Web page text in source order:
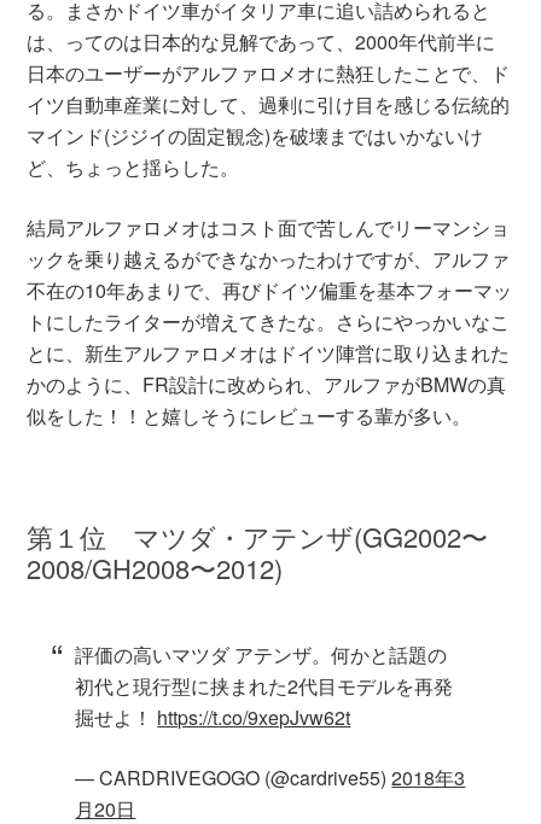
る。まさかドイツ車がイタリア車に追い詰められると
は、ってのは日本的な見解であって、2000年代前半に
日本のユーザーがアルファロメオに熱狂したことで、ド
イツ自動車産業に対して、過剰に引け目を感じる伝統的
マインド(ジジイの固定観念)を破壊まではいかないけ
ど、ちょっと揺らした。
結局アルファロメオはコスト面で苦しんでリーマンショ
ックを乗り越えるができなかったわけですが、アルファ
不在の10年あまりで、再びドイツ偏重を基本フォーマッ
トにしたライターが増えてきたな。さらにやっかいなこ
とに、新生アルファロメオはドイツ陣営に取り込まれた
かのように、FR設計に改められ、アルファがBMWの真
似をした！！と嬉しそうにレビューする輩が多い。
第１位 マツダ・アテンザ(GG2002〜
2008/GH2008〜2012)
評価の高いマツダ アテンザ。何かと話題の
初代と現行型に挟まれた2代目モデルを再発
掘せよ！ https://t.co/9xepJvw62t
— CARDRIVEGOGO (@cardrive55)2018年3
月20日